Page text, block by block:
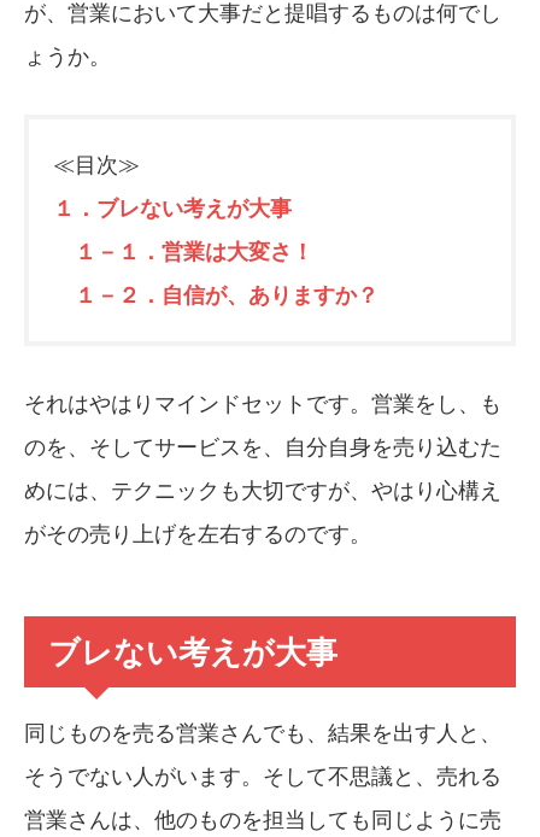
が、営業において大事だと提唱するものは何でし
ょうか。
≪目次≫
１．ブレない考えが大事
１－１．営業は大変さ！
１－２．自信が、ありますか？
それはやはりマインドセットです。営業をし、も
のを、そしてサービスを、自分自身を売り込むた
めには、テクニックも大切ですが、やはり心構え
がその売り上げを左右するのです。
ブレない考えが大事
同じものを売る営業さんでも、結果を出す人と、
そうでない人がいます。そして不思議と、売れる
営業さんは、他のものを担当しても同じように売